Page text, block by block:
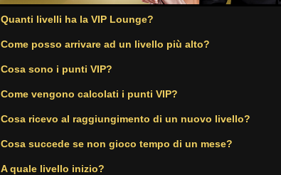
Quanti livelli ha la VIP Lounge?
Come posso arrivare ad un livello più alto?
Cosa sono i punti VIP?
Come vengono calcolati i punti VIP?
Cosa ricevo al raggiungimento di un nuovo livello?
Cosa succede se non gioco tempo di un mese?
A quale livello inizio?